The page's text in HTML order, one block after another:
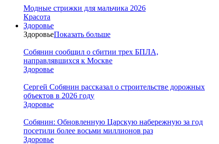
Модные стрижки для мальчика 2026
Красота
Здоровье
ЗдоровьеПоказать больше
Собянин сообщил о сбитии трех БПЛА,
направлявшихся к Москве
Здоровье
Сергей Собянин рассказал о строительстве дорожных
объектов в 2026 году
Здоровье
Собянин: Обновленную Царскую набережную за год
посетили более восьми миллионов раз
Здоровье